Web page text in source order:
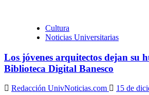
Cultura
Noticias Universitarias
Los jóvenes arquitectos dejan su
Biblioteca Digital Banesco
Redacción UnivNoticias.com 15 de